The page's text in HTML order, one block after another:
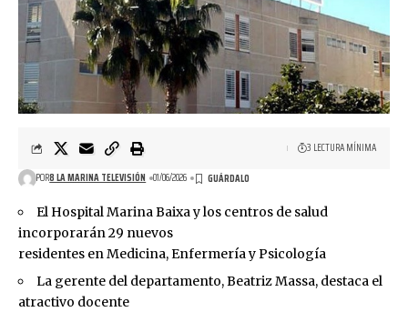
POR8 LA MARINA TELEVISIÓN 01/06/2026
3 LECTURA MÍNIMA
El Hospital Marina Baixa y los centros de salud
incorporarán 29 nuevos
residentes en Medicina, Enfermería y Psicología
La gerente del departamento, Beatriz Massa, destaca el
atractivo docente